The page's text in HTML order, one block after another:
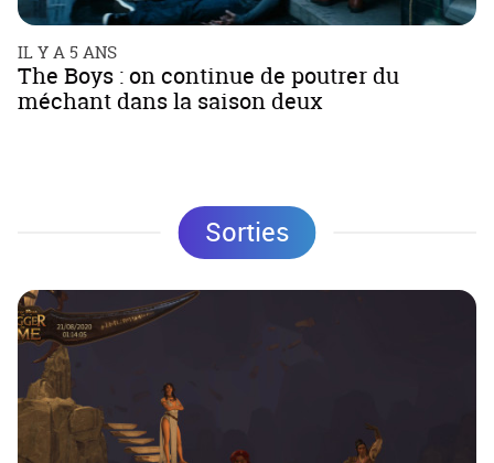
IL Y A 5 ANS
The Boys : on continue de poutrer du
méchant dans la saison deux
Sorties